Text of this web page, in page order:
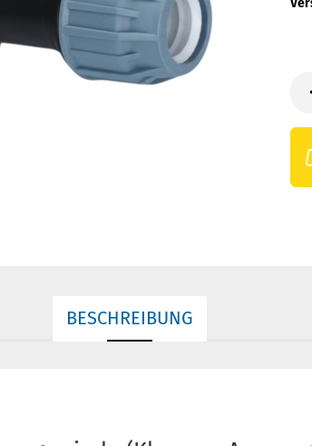
BESCHREIBUNG